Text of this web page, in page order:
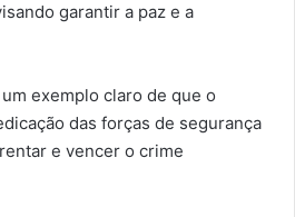
garantir a paz e a
exemplo claro de que o
das forças de segurança
e vencer o crime